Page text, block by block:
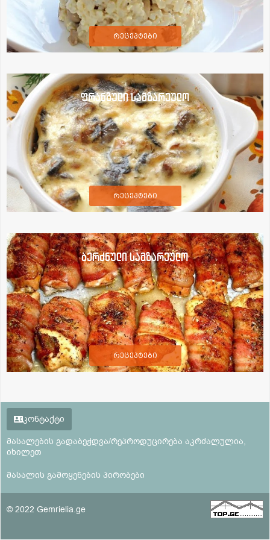
რეცეპტები
ფრანგული სამზარეულო
რეცეპტები
ბერძნული სამზარეულო
რეცეპტები
კონტაქტი
მასალების გადაბეჭდვა/რეპროდუცირება აკრძალულია,
იხილეთ
მასალის გამოყენების პირობები
© 2022 Gemrielia.ge